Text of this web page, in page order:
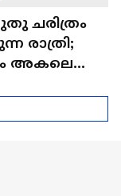
ചരിത്രം
രാത്രി;
അകലെ